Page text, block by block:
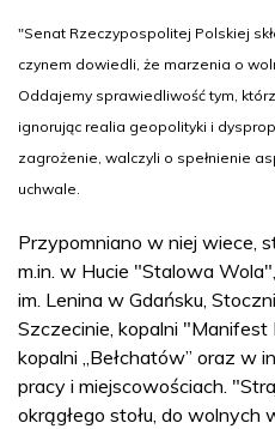
"Senat Rzeczypospolitej Polskiej
czynem dowiedli, że marzenia o
Oddajemy sprawiedliwość tym,
ignorując realia geopolityki i
zagrożenie, walczyli o spełnienie
uchwale.
Przypomniano w niej wiece,
m.in. w Hucie "Stalowa
im. Lenina w Gdańsku,
Szczecinie, kopalni
kopalni „Bełchatów” oraz w
pracy i miejscowościach.
okrągłego stołu, do wolnych